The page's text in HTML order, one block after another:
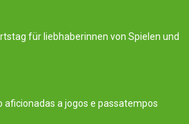
für liebhaberinnen von Spielen und
aficionadas a jogos e passatempos